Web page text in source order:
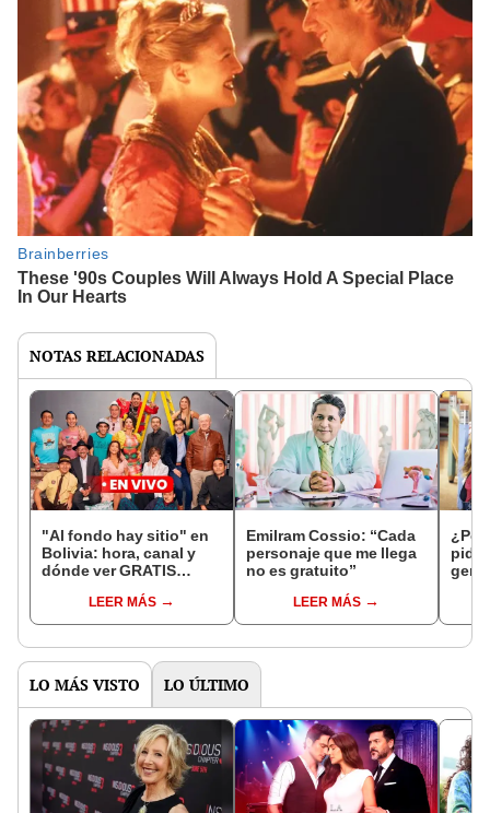
NOTAS RELACIONADAS
"Al fondo hay sitio" en
Bolivia: hora, canal y
dónde ver GRATIS
LEER MÁS
Emilram Cossio: “Cada
personaje que me llega
no es gratuito”
LEER MÁS
¿Por
LO MÁS VISTO LO ÚLTIMO